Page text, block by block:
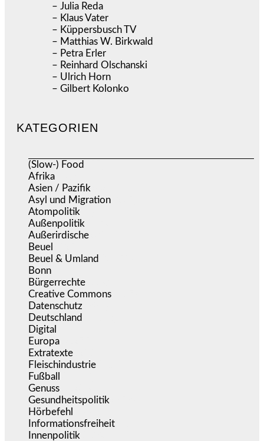
– Julia Reda
– Klaus Vater
– Küppersbusch TV
– Matthias W. Birkwald
– Petra Erler
– Reinhard Olschanski
– Ulrich Horn
– Gilbert Kolonko
KATEGORIEN
(Slow-) Food
Afrika
Asien / Pazifik
Asyl und Migration
Atompolitik
Außenpolitik
Außerirdische
Beuel
Beuel & Umland
Bonn
Bürgerrechte
Creative Commons
Datenschutz
Deutschland
Digital
Europa
Extratexte
Fleischindustrie
Fußball
Genuss
Gesundheitspolitik
Hörbefehl
Informationsfreiheit
Innenpolitik